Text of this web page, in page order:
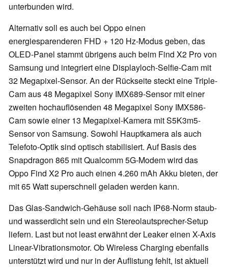
unterbunden wird.
Alternativ soll es auch bei Oppo einen
energiesparenderen FHD + 120 Hz-Modus geben, das
OLED-Panel stammt übrigens auch beim Find X2 Pro von
Samsung und integriert eine Displayloch-Selfie-Cam mit
32 Megapixel-Sensor. An der Rückseite steckt eine Triple-
Cam aus 48 Megapixel Sony IMX689-Sensor mit einer
zweiten hochauflösenden 48 Megapixel Sony IMX586-
Cam sowie einer 13 Megapixel-Kamera mit S5K3m5-
Sensor von Samsung. Sowohl Hauptkamera als auch
Telefoto-Optik sind optisch stabilisiert. Auf Basis des
Snapdragon 865 mit Qualcomm 5G-Modem wird das
Oppo Find X2 Pro auch einen 4.260 mAh Akku bieten, der
mit 65 Watt superschnell geladen werden kann.
Das Glas-Sandwich-Gehäuse soll nach IP68-Norm staub-
und wasserdicht sein und ein Stereolautsprecher-Setup
liefern. Last but not least erwähnt der Leaker einen X-Axis
Linear-Vibrationsmotor. Ob Wireless Charging ebenfalls
unterstützt wird und nur in der Auflistung fehlt, ist aktuell